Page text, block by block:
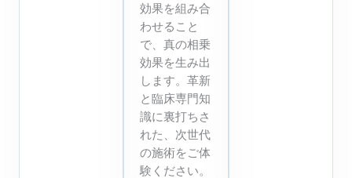
効果を組み合
わせること
で、真の相乗
効果を生み出
します。革新
と臨床専門知
識に裏打ちさ
れた、次世代
の施術をご体
験ください。